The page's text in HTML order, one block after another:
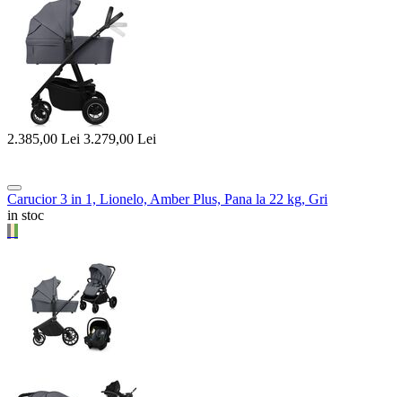
2.385,00 Lei 3.279,00 Lei
Carucior 3 in 1, Lionelo, Amber Plus, Pana la 22 kg, Gri
in stoc